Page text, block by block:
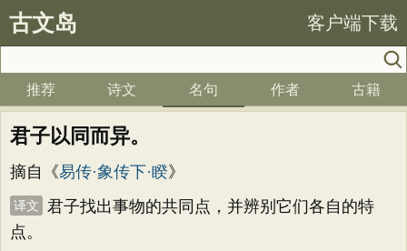
古文岛 客户端下载
推荐 诗文 名句 作者 古籍
君子以同而异。
摘自《易传·象传下·睽》
译文
君子找出事物的共同点，并辨别它们各自的特
点。